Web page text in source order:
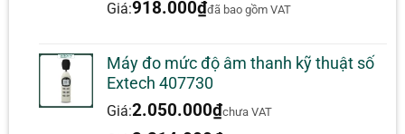
Áp suất hơi: 0 đến 20.0kPA
Điểm sương: -22 đến 199 ° F (-30 đến 100 ° C)
Tỷ lệ pha trộn: 0 đến 999GPP (0 đến 160g / kg)
Trường xem: 8: 1 Khoảng cách đến tỷ lệ mục tiêu
Giá:918.000₫đã bao gồm VAT
Máy đo mức độ âm thanh kỹ thuật số
Extech 407730
Giá:2.050.000₫chưa VAT